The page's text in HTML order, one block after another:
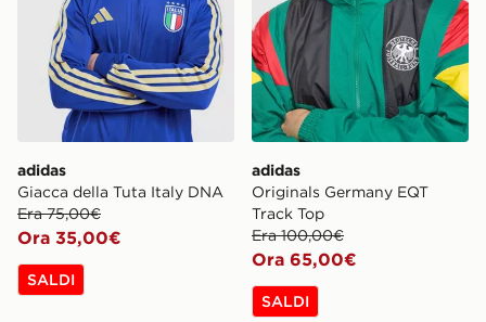
adidas
Giacca della Tuta Italy DNA
Era 75,00€
Ora 35,00€
SALDI
adidas
Originals Germany EQT
Track Top
Era 100,00€
Ora 65,00€
SALDI